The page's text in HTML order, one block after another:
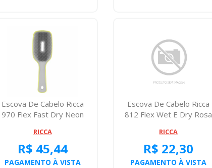
Escova De Cabelo Ricca
970 Flex Fast Dry Neon
RICCA
R$ 45,44
PAGAMENTO À VISTA
Escova De Cabelo Ricca
812 Flex Wet E Dry Rosa
RICCA
R$ 22,30
PAGAMENTO À VISTA